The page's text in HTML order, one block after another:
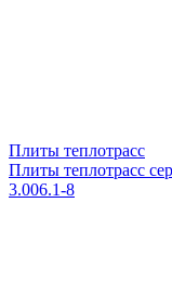
Плиты теплотрасс
Плиты теплотрасс
3.006.1-8